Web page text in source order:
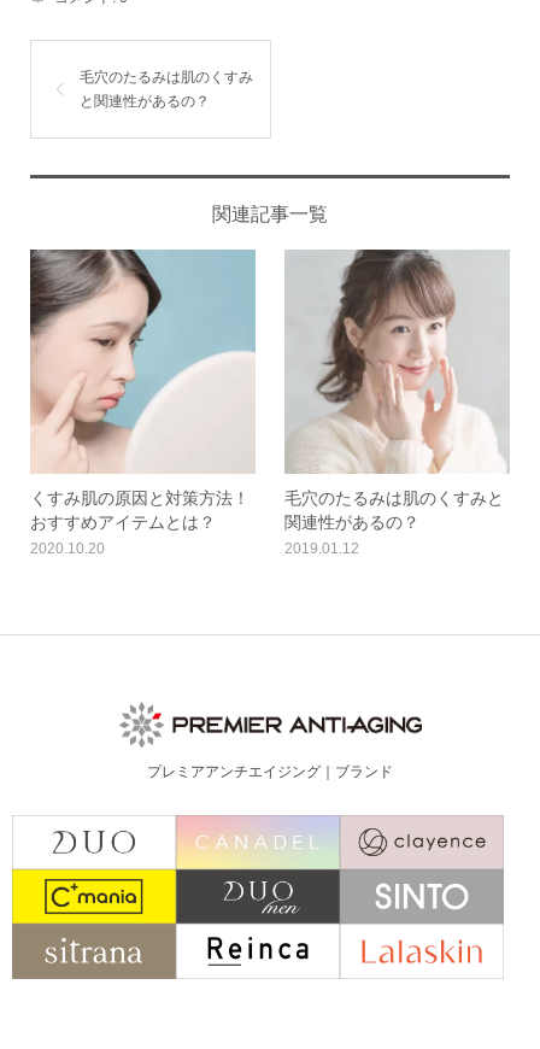
毛穴のたるみは肌のくすみ
と関連性があるの？
関連記事一覧
くすみ肌の原因と対策方法！
おすすめアイテムとは？
2020.10.20
毛穴のたるみは肌のくすみと
関連性があるの？
2019.01.12
プレミアアンチエイジング｜ブランド